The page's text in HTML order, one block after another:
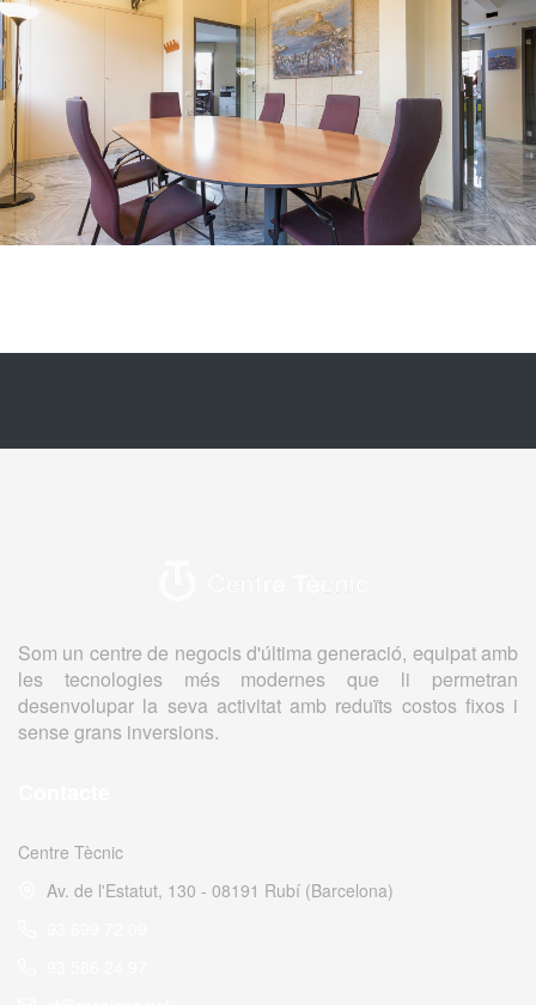
Som un centre de negocis d'última generació, equipat amb
les tecnologies més modernes que li permetran
desenvolupar la seva activitat amb reduïts costos fixos i
sense grans inversions.
Centre Tècnic
Av. de l'Estatut, 130 - 08191 Rubí (Barcelona)